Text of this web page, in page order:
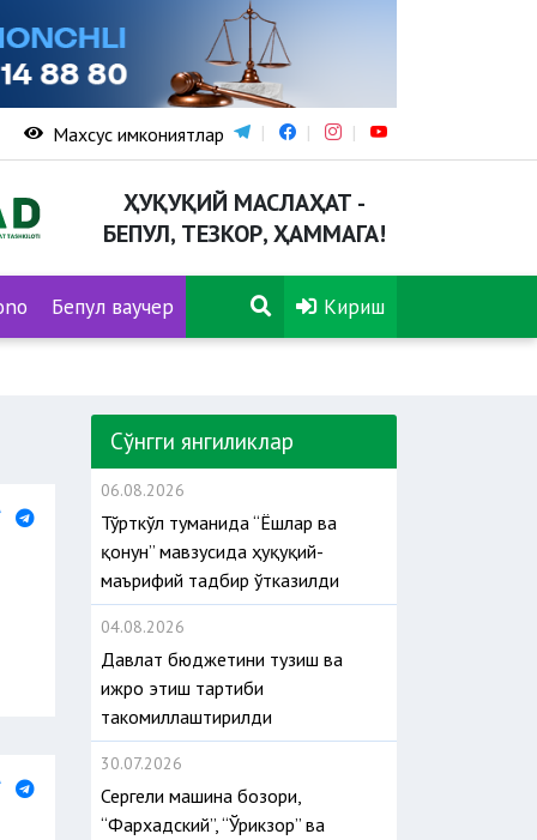
Махсус имкониятлар
ҲУҚУҚИЙ МАСЛАҲАТ -
БЕПУЛ, ТЕЗКОР, ҲАММАГА!
Бепул ваучер Кириш
Сўнгги янгиликлар
06.08.2026
Тўрткўл туманида “Ёшлар ва
қонун” мавзусида ҳуқуқий-
маърифий тадбир ўтказилди
04.08.2026
Давлат бюджетини тузиш ва
ижро этиш тартиби
такомиллаштирилди
30.07.2026
Сергели машина бозори,
“Фархадский”, “Ўрикзор” ва